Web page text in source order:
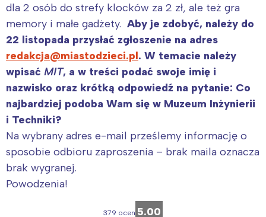
dla 2 osób do strefy klocków za 2 zł, ale też gra
memory i małe gadżety. Aby je zdobyć, należy do
22 listopada przysłać zgłoszenie na adres
redakcja@miastodzieci.pl. W temacie należy
wpisać MIT, a w treści podać swoje imię i
nazwisko oraz krótką odpowiedź na pytanie: Co
najbardziej podoba Wam się w Muzeum Inżynierii
i Techniki?
Na wybrany adres e-mail prześlemy informację o
sposobie odbioru zaproszenia – brak maila oznacza
brak wygranej.
Powodzenia!
379 ocen 5.00
Łódź
Trójmiasto
Poznań
Wrocław
Kraków
Południe
Północ
Wszystkie
Wybieram